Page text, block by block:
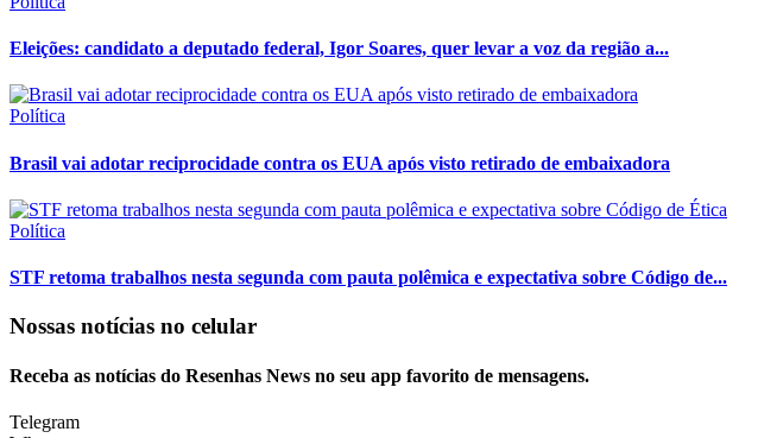
Eleições: candidato a deputado federal, Igor Soares, quer levar a voz da região a...
Política
Brasil vai adotar reciprocidade contra os EUA após visto retirado de embaixadora
Política
STF retoma trabalhos nesta segunda com pauta polêmica e expectativa sobre Código de...
Nossas notícias no celular
Receba as notícias do Resenhas News no seu app favorito de mensagens.
Telegram